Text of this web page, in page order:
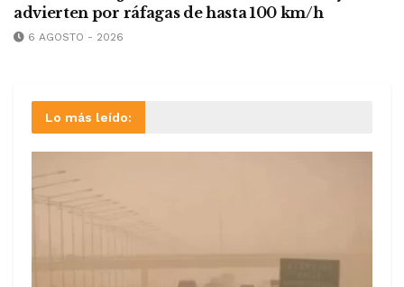
advierten por ráfagas de hasta 100 km/h
6 AGOSTO - 2026
Lo más leído: